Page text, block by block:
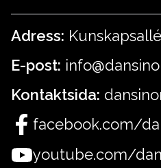
Adress:
E-post:
Kontaktsida:
facebook.com/
youtube.com/